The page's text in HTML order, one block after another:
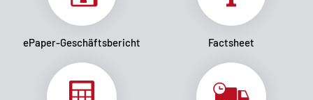
ePaper-Geschäftsbericht Factsheet